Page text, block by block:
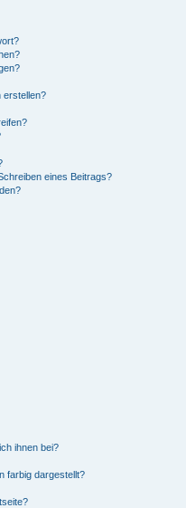
erstellen?
eines Beitrags?
ihnen bei?
farbig dargestellt?